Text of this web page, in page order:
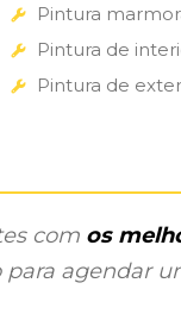
Pintura
Pintura de
Pintura de
com os
agendar